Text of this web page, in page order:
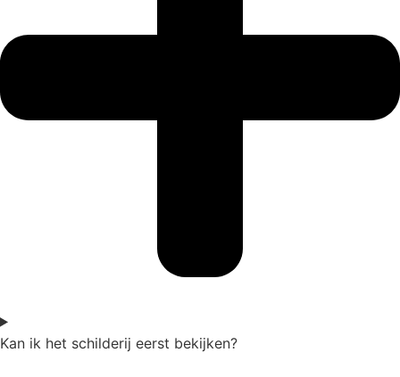
Kan ik het schilderij eerst bekijken?